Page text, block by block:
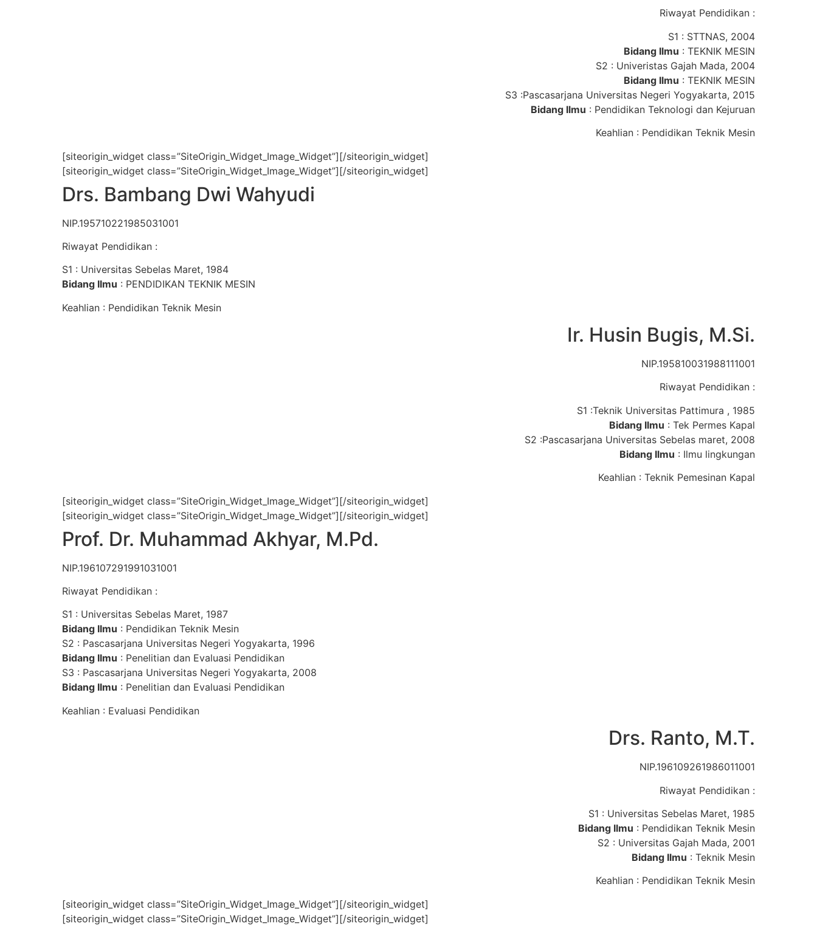
Riwayat Pendidikan :
S1 : STTNAS, 2004
Bidang Ilmu : TEKNIK MESIN
S2 : Univeristas Gajah Mada, 2004
Bidang Ilmu : TEKNIK MESIN
S3 :Pascasarjana Universitas Negeri Yogyakarta, 2015
Bidang Ilmu : Pendidikan Teknologi dan Kejuruan
Keahlian : Pendidikan Teknik Mesin
[siteorigin_widget class=”SiteOrigin_Widget_Image_Widget”][/siteorigin_widget]
[siteorigin_widget class=”SiteOrigin_Widget_Image_Widget”][/siteorigin_widget]
Drs. Bambang Dwi Wahyudi
NIP.195710221985031001
Riwayat Pendidikan :
S1 : Universitas Sebelas Maret, 1984
Bidang Ilmu : PENDIDIKAN TEKNIK MESIN
Keahlian : Pendidikan Teknik Mesin
Ir. Husin Bugis, M.Si.
NIP.195810031988111001
Riwayat Pendidikan :
S1 :Teknik Universitas Pattimura , 1985
Bidang Ilmu : Tek Permes Kapal
S2 :Pascasarjana Universitas Sebelas maret, 2008
Bidang Ilmu : Ilmu lingkungan
Keahlian : Teknik Pemesinan Kapal
[siteorigin_widget class=”SiteOrigin_Widget_Image_Widget”][/siteorigin_widget]
[siteorigin_widget class=”SiteOrigin_Widget_Image_Widget”][/siteorigin_widget]
Prof. Dr. Muhammad Akhyar, M.Pd.
NIP.196107291991031001
Riwayat Pendidikan :
S1 : Universitas Sebelas Maret, 1987
Bidang Ilmu : Pendidikan Teknik Mesin
S2 : Pascasarjana Universitas Negeri Yogyakarta, 1996
Bidang Ilmu : Penelitian dan Evaluasi Pendidikan
S3 : Pascasarjana Universitas Negeri Yogyakarta, 2008
Bidang Ilmu : Penelitian dan Evaluasi Pendidikan
Keahlian : Evaluasi Pendidikan
Drs. Ranto, M.T.
NIP.196109261986011001
Riwayat Pendidikan :
S1 : Universitas Sebelas Maret, 1985
Bidang Ilmu : Pendidikan Teknik Mesin
S2 : Universitas Gajah Mada, 2001
Bidang Ilmu : Teknik Mesin
Keahlian : Pendidikan Teknik Mesin
[siteorigin_widget class=”SiteOrigin_Widget_Image_Widget”][/siteorigin_widget]
[siteorigin_widget class=”SiteOrigin_Widget_Image_Widget”][/siteorigin_widget]